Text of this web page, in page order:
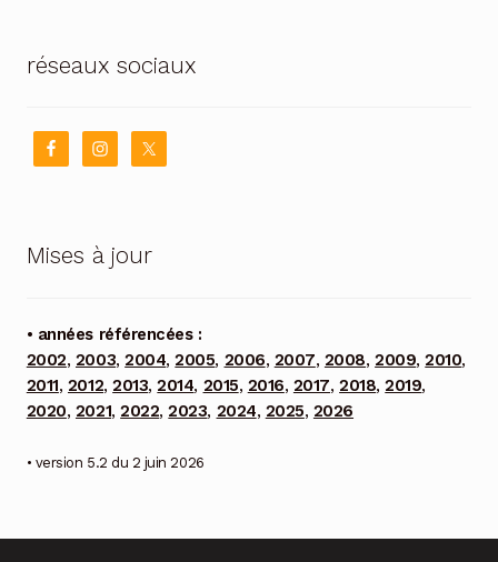
réseaux sociaux
Mises à jour
• années référencées :
2002, 2003,2004,2005, 2006, 2007, 2008,2009,2010,
2011, 2012,2013,2014, 2015, 2016, 2017,2018,2019,
2020, 2021,2022,2023, 2024, 2025, 2026
• version 5.2 du 2 juin 2026